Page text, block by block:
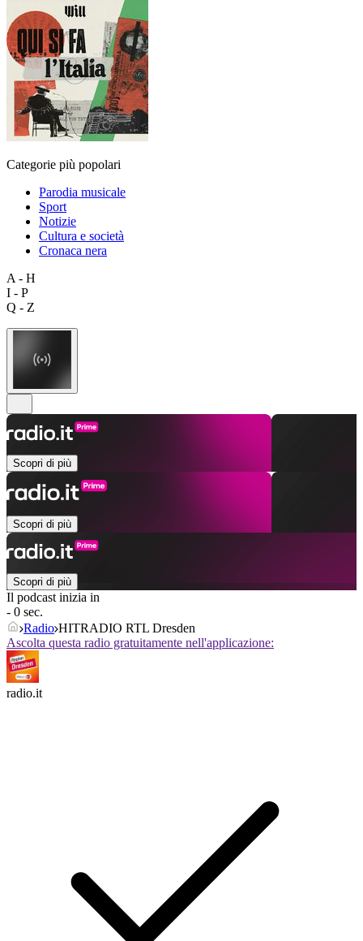
Categorie più popolari
Parodia musicale
Sport
Notizie
Cultura e società
Cronaca nera
A - H
I - P
Q - Z
Scopri di più
Scopri di più
Scopri di più
Il podcast inizia in
- 0 sec.
Radio HITRADIO RTL Dresden
Ascolta questa radio gratuitamente nell'applicazione:
radio.it